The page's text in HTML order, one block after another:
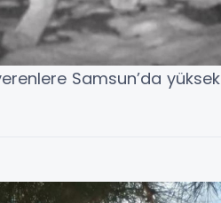
Samsun’da yüksek